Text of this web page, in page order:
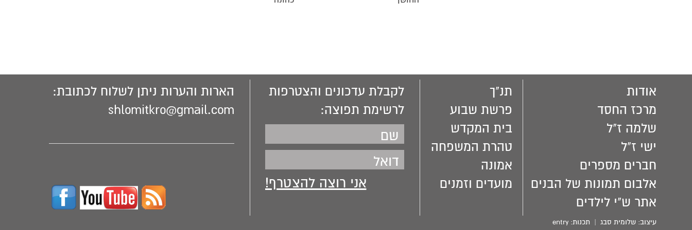
אודות
מרכז החסד
שלמה ז"ל
ישי ז"ל
חברים מספרים
אלבום תמונות של הבנים
אתר ש"י לילדים
תנ"ך
פרשת שבוע
בית המקדש
טהרת המשפחה
אמונה
מועדים וזמנים
לקבלת עדכונים והצטרפות
לרשימת תפוצה:
הארות והערות ניתן לשלוח לכתובת:
shlomitkro@gmail.com
עיצוב:שלומית סבג | תכנות:entry